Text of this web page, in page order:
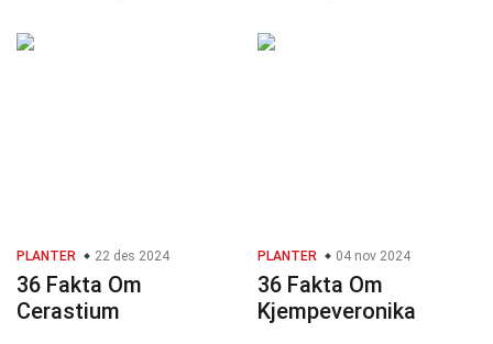
PLANTER 22 des 2024
36 Fakta Om
Cerastium
PLANTER 04 nov 2024
36 Fakta Om
Kjempeveronika